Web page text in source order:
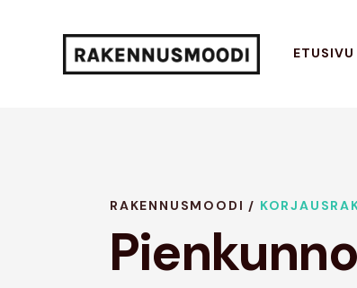
ETUSIVU
RAKENNUSMOODI /